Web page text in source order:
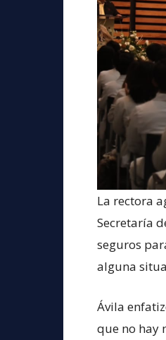
La rectora
Secretaría
seguros
alguna
Ávila
que no hay